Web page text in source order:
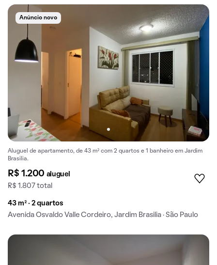
Anúncio novo
Aluguel de apartamento, de 43 m² com 2 quartos e 1 banheiro em Jardim
Brasilia.
R$ 1.200 aluguel
R$ 1.807 total
43 m² · 2 quartos
Avenida Osvaldo Valle Cordeiro, Jardim Brasilia · São Paulo